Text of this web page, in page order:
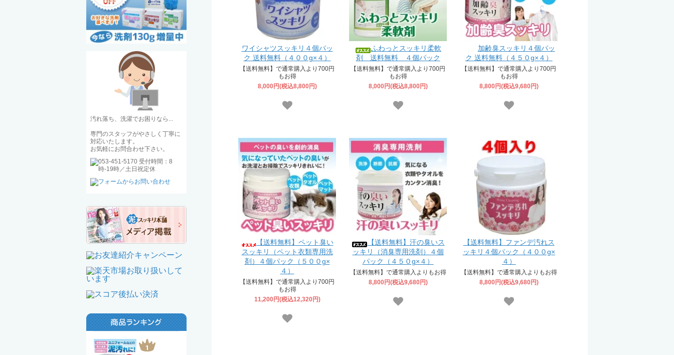
ワイシャツスッキリ４個パッ
ク 送料無料（４００g×４）
【送料無料】で通常購入より700円
もお得
8,000円(税込8,800円)
ふわっとスッキリ柔軟
剤 送料無料 ４個パック
【送料無料】で通常購入より700円
もお得
8,000円(税込8,800円)
加齢臭スッキリ４個パッ
ク 送料無料（４５０g×４）
【送料無料】で通常購入より700円
もお得
8,800円(税込9,680円)
【送料無料】ペット臭い
スッキリ（ペット衣類専用洗
剤）４個パック（５００g×
４）
【送料無料】で通常購入より700円
もお得
11,200円(税込12,320円)
【送料無料】汗の臭いス
ッキリ（消臭専用洗剤）４個
パック（４５０g×４）
【送料無料】で通常購入よりもお得
8,800円(税込9,680円)
【送料無料】ファンデ汚れス
ッキリ４個パック（４００g×
４）
【送料無料】で通常購入よりもお得
8,800円(税込9,680円)
汚れ落ち、洗濯でお困りなら...
専門のスタッフがやさしく丁寧に
対応いたします。
お気軽にお問合わせ下さい。